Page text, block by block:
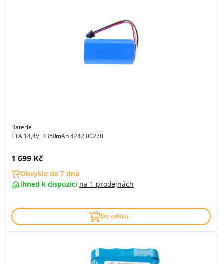
Baterie
ETA 14,4V, 3350mAh 4242 00270
Cena s DPH:
1 699 Kč
Obvykle do 7 dnů
ihned k dispozici na 1 prodejnách
Do košíku